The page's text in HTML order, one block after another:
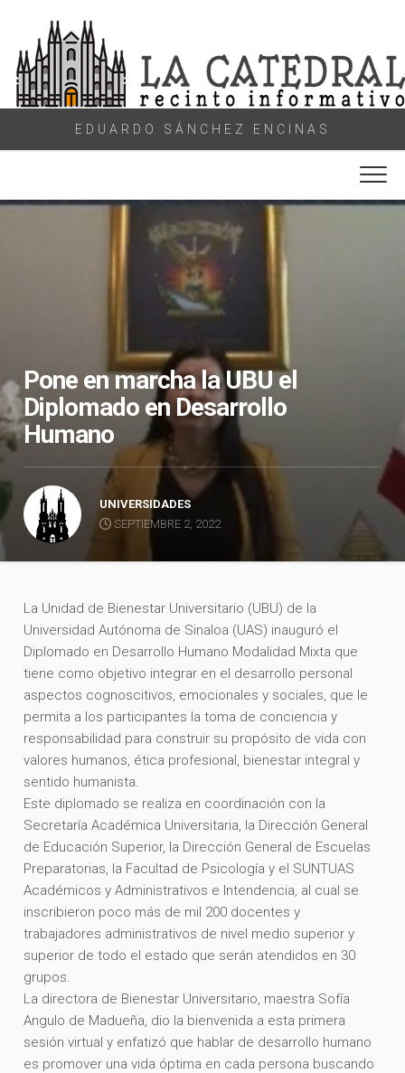
content
EDUARDO SÁNCHEZ ENCINAS
Pone en marcha la UBU el
Diplomado en Desarrollo
Humano
UNIVERSIDADES
SEPTIEMBRE 2, 2022
La Unidad de Bienestar Universitario (UBU) de la
Universidad Autónoma de Sinaloa (UAS) inauguró el
Diplomado en Desarrollo Humano Modalidad Mixta que
tiene como objetivo integrar en el desarrollo personal
aspectos cognoscitivos, emocionales y sociales, que le
permita a los participantes la toma de conciencia y
responsabilidad para construir su propósito de vida con
valores humanos, ética profesional, bienestar integral y
sentido humanista.
Este diplomado se realiza en coordinación con la
Secretaría Académica Universitaria, la Dirección General
de Educación Superior, la Dirección General de Escuelas
Preparatorias, la Facultad de Psicología y el SUNTUAS
Académicos y Administrativos e Intendencia, al cual se
inscribieron poco más de mil 200 docentes y
trabajadores administrativos de nivel medio superior y
superior de todo el estado que serán atendidos en 30
grupos.
La directora de Bienestar Universitario, maestra Sofía
Angulo de Madueña, dio la bienvenida a esta primera
sesión virtual y enfatizó que hablar de desarrollo humano
es promover una vida óptima en cada persona buscando